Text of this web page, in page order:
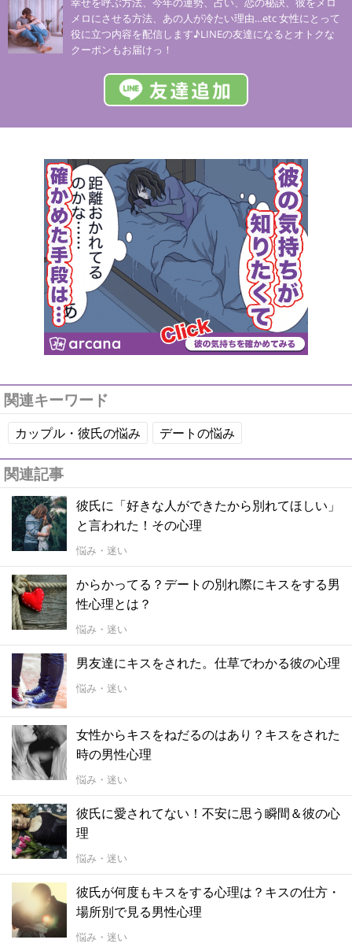
メロにさせる方法、あの人が冷たい理由…etc 女性にとって
役に立つ内容を配信します♪LINEの友達になるとオトクな
クーポンもお届けっ！
関連キーワード
カップル・彼氏の悩み デートの悩み
関連記事
彼氏に「好きな人ができたから別れてほしい」
と言われた！その心理
悩み・迷い
からかってる？デートの別れ際にキスをする男
性心理とは？
悩み・迷い
男友達にキスをされた。仕草でわかる彼の心理
悩み・迷い
女性からキスをねだるのはあり？キスをされた
時の男性心理
悩み・迷い
彼氏に愛されてない！不安に思う瞬間＆彼の心
理
悩み・迷い
彼氏が何度もキスをする心理は？キスの仕方・
場所別で見る男性心理
悩み・迷い